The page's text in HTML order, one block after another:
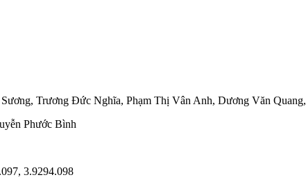
, Trương Đức Nghĩa, Phạm Thị Vân Anh, Dương Văn Quang,
Phước Bình
3.9294.098